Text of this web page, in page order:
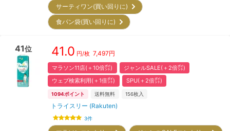
サーティワン(買い回りに)
食パン袋(買い回りに)
41位 41.0 円/枚 7,497円
マラソン11店(＋10倍㌽)
ジャンルSALE(＋2倍㌽)
ウェブ検索利用(＋1倍㌽)
SPU(＋2倍㌽)
1094ポイント 送料無料 156枚入
トライスリー (Rakuten)
3件